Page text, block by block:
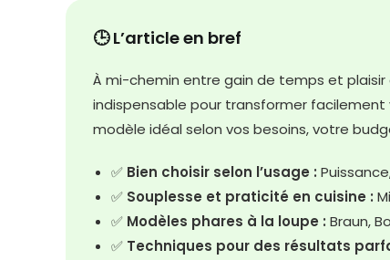
🕒 L’article en bref
À mi-chemin entre gain de temps et plaisir
indispensable pour transformer
modèle idéal selon vos besoins, votre
✅ Bien choisir selon l’usage :
✅ Souplesse et praticité en cuisine :
✅ Modèles phares à la loupe : Braun,
✅ Techniques pour des résultats